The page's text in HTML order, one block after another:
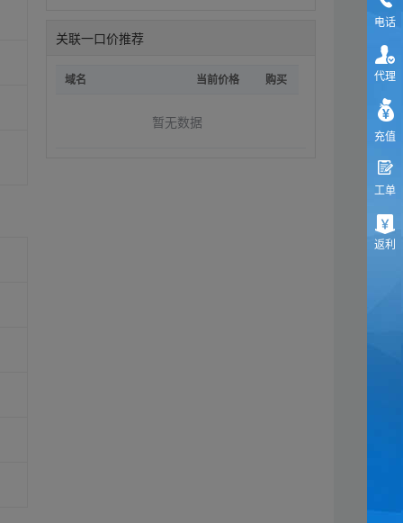
关联一口价推荐
域名 当前价格 购买
暂无数据
电话
代理
充值
工单
返利